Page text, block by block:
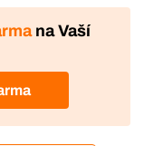
na Vaší